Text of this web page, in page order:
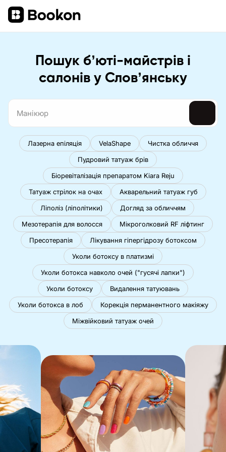
Пошук бʼюті-майстрів і
салонів у Словʼянську
Лазерна епіляція VelaShape
Чистка обличчя
Пудровий татуаж брів
Біоревіталізація препаратом Kiara Reju
Татуаж стрілок на очах
Акварельний татуаж губ
Ліполіз (ліполітики)
Догляд за обличчям
Мезотерапія для волосся
Мікроголковий RF ліфтинг
Пресотерапія
Лікування гіпергідрозу ботоксом
Уколи ботоксу в платизмі
Уколи ботокса навколо очей ("гусячі лапки")
Уколи ботоксу
Видалення татуювань
Уколи ботокса в лоб
Корекція перманентного макіяжу
Міжвійковий татуаж очей